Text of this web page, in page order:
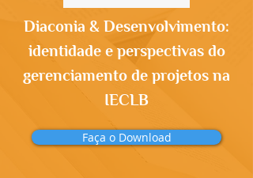
Diaconia & Desenvolvimento:
identidade e perspectivas do
gerenciamento de projetos na
IECLB
Faça o Download